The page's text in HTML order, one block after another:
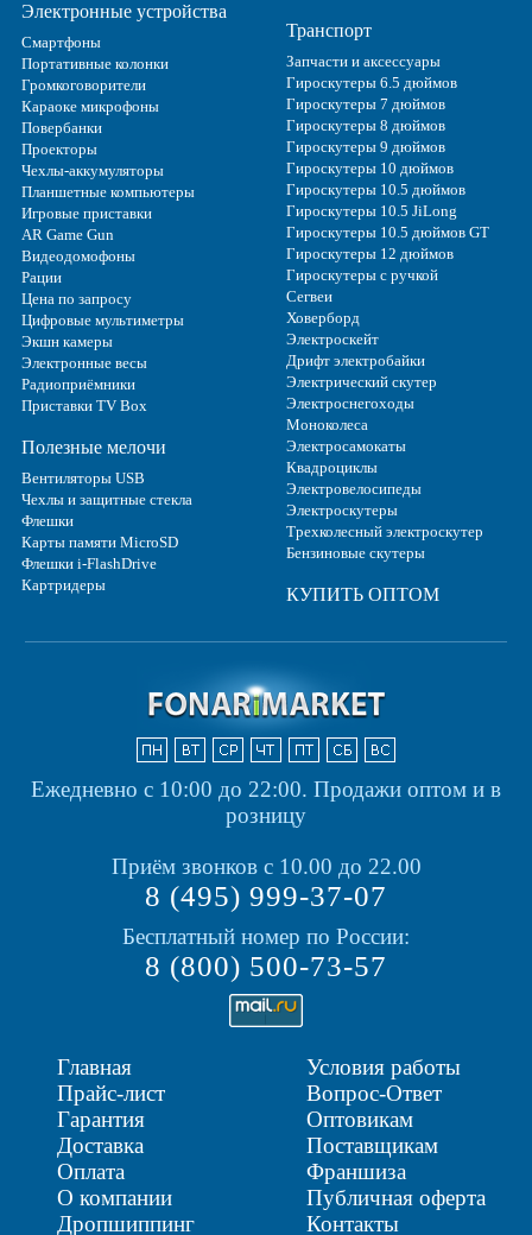
Электронные устройства
Смартфоны
Портативные колонки
Громкоговорители
Караоке микрофоны
Повербанки
Проекторы
Чехлы-аккумуляторы
Планшетные компьютеры
Игровые приставки
AR Game Gun
Видеодомофоны
Рации
Цена по запросу
Цифровые мультиметры
Экшн камеры
Электронные весы
Радиоприёмники
Приставки TV Box
Полезные мелочи
Вентиляторы USB
Чехлы и защитные стекла
Флешки
Карты памяти MicroSD
Флешки i-FlashDrive
Картридеры
Транспорт
Запчасти и аксессуары
Гироскутеры 6.5 дюймов
Гироскутеры 7 дюймов
Гироскутеры 8 дюймов
Гироскутеры 9 дюймов
Гироскутеры 10 дюймов
Гироскутеры 10.5 дюймов
Гироскутеры 10.5 JiLong
Гироскутеры 10.5 дюймов GT
Гироскутеры 12 дюймов
Гироскутеры с ручкой
Сегвеи
Ховерборд
Электроскейт
Дрифт электробайки
Электрический скутер
Электроснегоходы
Моноколеса
Электросамокаты
Квадроциклы
Электровелосипеды
Электроскутеры
Трехколесный электроскутер
Бензиновые скутеры
КУПИТЬ ОПТОМ
Ежедневно с 10:00 до 22:00. Продажи оптом и в
розницу
Приём звонков с 10.00 до 22.00
8 (495) 999-37-07
Бесплатный номер по России:
8 (800) 500-73-57
Главная
Прайс-лист
Гарантия
Доставка
Оплата
О компании
Дропшиппинг
Условия работы
Вопрос-Ответ
Оптовикам
Поставщикам
Франшиза
Публичная оферта
Контакты